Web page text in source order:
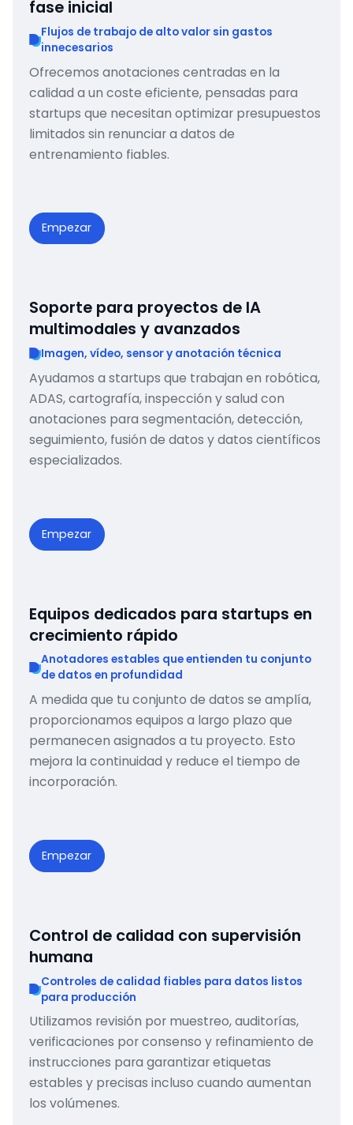
fase inicial
Flujos de trabajo de alto valor sin gastos
innecesarios
Ofrecemos anotaciones centradas en la
calidad a un coste eficiente, pensadas para
startups que necesitan optimizar presupuestos
limitados sin renunciar a datos de
entrenamiento fiables.
Empezar
Soporte para proyectos de IA
multimodales y avanzados
Imagen, vídeo, sensor y anotación técnica
Ayudamos a startups que trabajan en robótica,
ADAS, cartografía, inspección y salud con
anotaciones para segmentación, detección,
seguimiento, fusión de datos y datos científicos
especializados.
Empezar
Equipos dedicados para startups en
crecimiento rápido
Anotadores estables que entienden tu conjunto
de datos en profundidad
A medida que tu conjunto de datos se amplía,
proporcionamos equipos a largo plazo que
permanecen asignados a tu proyecto. Esto
mejora la continuidad y reduce el tiempo de
incorporación.
Empezar
Control de calidad con supervisión
humana
Controles de calidad fiables para datos listos
para producción
Utilizamos revisión por muestreo, auditorías,
verificaciones por consenso y refinamiento de
instrucciones para garantizar etiquetas
estables y precisas incluso cuando aumentan
los volúmenes.